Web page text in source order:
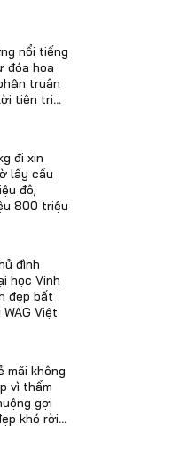
nổi tiếng
đóa hoa
truân
tiên tri
đi xin
lấy cầu
đô,
800 triệu
đình
học Vinh
đẹp bất
Việt
mãi không
vì thẩm
gợi
khó rời